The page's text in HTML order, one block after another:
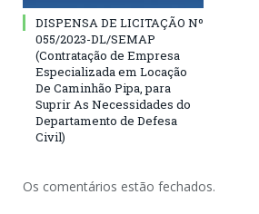
DISPENSA DE LICITAÇÃO Nº
055/2023-DL/SEMAP
(Contratação de Empresa
Especializada em Locação
De Caminhão Pipa, para
Suprir As Necessidades do
Departamento de Defesa
Civil)
Os comentários estão fechados.